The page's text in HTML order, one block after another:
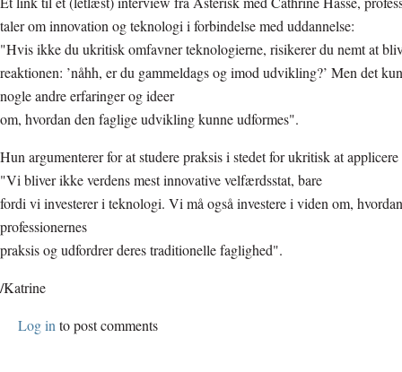
taler om innovation og teknologi i forbindelse med uddannelse:
"Hvis ikke du ukritisk omfavner teknologierne, risikerer du nemt at
reaktionen: ’nåhh, er du gammeldags og imod udvikling?’ Men det
nogle andre erfaringer og ideer
om, hvordan den faglige udvikling kunne udformes".
Hun argumenterer for at studere praksis i stedet for ukritisk at
"Vi bliver ikke verdens mest innovative velfærdsstat, bare
fordi vi investerer i teknologi. Vi må også investere i viden om,
professionernes
praksis og udfordrer deres traditionelle faglighed".
/Katrine
Log in to post comments